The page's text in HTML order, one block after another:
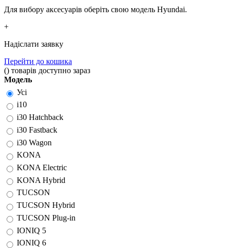
Для вибору аксесуарів оберіть свою модель Hyundai.
+
Надіслати заявку
Перейти до кошика
() товарів доступно зараз
Модель
Усі
i10
i30 Hatchback
i30 Fastback
i30 Wagon
KONA
KONA Electric
KONA Hybrid
TUCSON
TUCSON Hybrid
TUCSON Plug-in
IONIQ 5
IONIQ 6